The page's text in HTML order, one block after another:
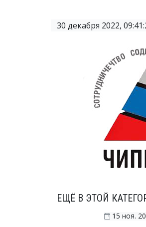
30 декабря 2022,
ЕЩЁ В ЭТОЙ
15 ноя.